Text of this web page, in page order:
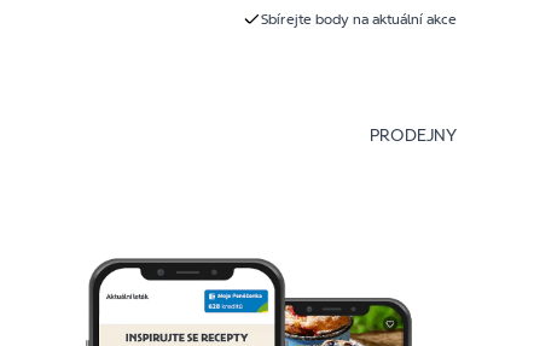
Sbírejte body na aktuální akce
PRODEJNY